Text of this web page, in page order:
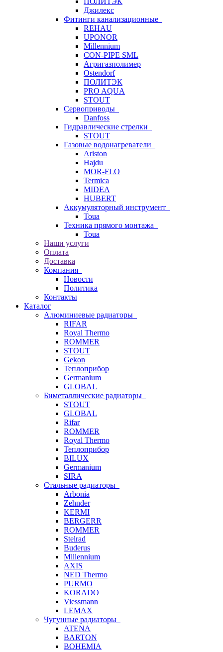
Джилекс
Фитинги канализационные
REHAU
UPONOR
Millennium
CON-PIPE SML
Агригазполимер
Ostendorf
ПОЛИТЭК
PRO AQUA
STOUT
Сервоприводы
Danfoss
Гидравлические стрелки
STOUT
Газовые водонагреватели
Ariston
Hajdu
MOR-FLO
Termica
MIDEA
HUBERT
Аккумуляторный инструмент
Toua
Техника прямого монтажа
Toua
Наши услуги
Оплата
Доставка
Компания
Новости
Политика
Контакты
Каталог
Алюминиевые радиаторы
RIFAR
Royal Thermo
ROMMER
STOUT
Gekon
Теплоприбор
Germanium
GLOBAL
Биметаллические радиаторы
STOUT
GLOBAL
Rifar
ROMMER
Royal Thermo
Теплоприбор
BILUX
Germanium
SIRA
Стальные радиаторы
Arbonia
Zehnder
KERMI
BERGERR
ROMMER
Stelrad
Buderus
Millennium
AXIS
NED Thermo
PURMO
KORADO
Viessmann
LEMAX
Чугунные радиаторы
ATENA
BARTON
BOHEMIA